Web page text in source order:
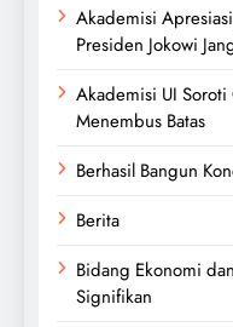
Akademisi
Presiden Jokowi
Akademisi UI Soroti
Menembus Batas
Berhasil Bangun
Berita
Bidang Ekonomi
Signifikan